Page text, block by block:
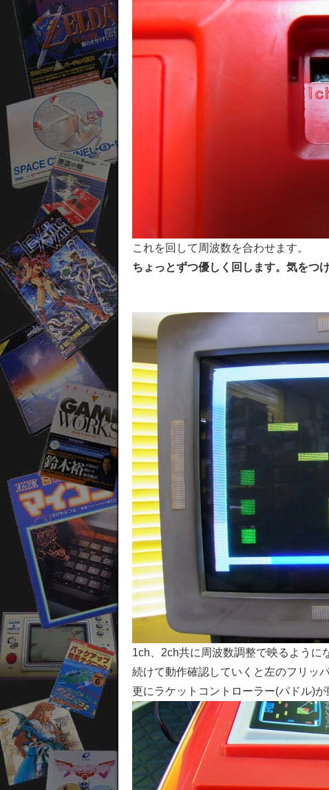
これを回して周波数を合わせます。
ちょっとずつ優しく回します。気をつ
1ch、2ch共に周波数調整で映るように
続けて動作確認していくと左のフリッ
更にラケットコントローラー(パドル)が